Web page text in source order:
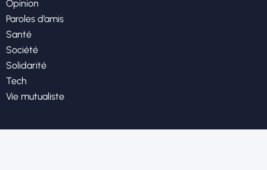
Opinion
Paroles d’amis
Santé
Société
Solidarité
Tech
Vie mutualiste